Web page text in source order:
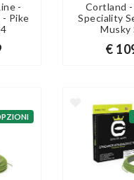
-
- Pike
Cortland -
Speciality
Musky
€